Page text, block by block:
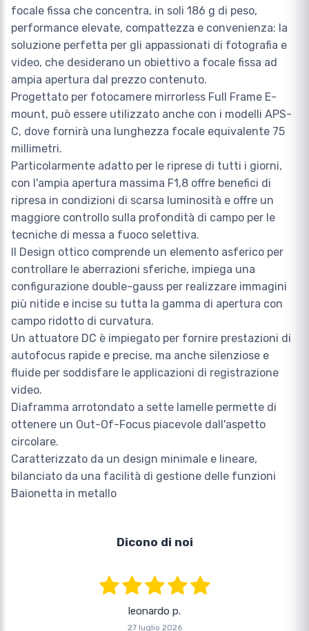
focale fissa che concentra, in soli 186 g di peso,
performance elevate, compattezza e convenienza: la
soluzione perfetta per gli appassionati di fotografia e
video, che desiderano un obiettivo a focale fissa ad
ampia apertura dal prezzo contenuto.
Progettato per fotocamere mirrorless Full Frame E-
mount, può essere utilizzato anche con i modelli APS-
C, dove fornirà una lunghezza focale equivalente 75
millimetri.
Particolarmente adatto per le riprese di tutti i giorni,
con l'ampia apertura massima F1,8 offre benefici di
ripresa in condizioni di scarsa luminosità e offre un
maggiore controllo sulla profondità di campo per le
tecniche di messa a fuoco selettiva.
Il Design ottico comprende un elemento asferico per
controllare le aberrazioni sferiche, impiega una
configurazione double-gauss per realizzare immagini
più nitide e incise su tutta la gamma di apertura con
campo ridotto di curvatura.
Un attuatore DC è impiegato per fornire prestazioni di
autofocus rapide e precise, ma anche silenziose e
fluide per soddisfare le applicazioni di registrazione
video.
Diaframma arrotondato a sette lamelle permette di
ottenere un Out-Of-Focus piacevole dall'aspetto
circolare.
Caratterizzato da un design minimale e lineare,
bilanciato da una facilità di gestione delle funzioni
Baionetta in metallo
Dicono di noi
leonardo p.
27 luglio 2026